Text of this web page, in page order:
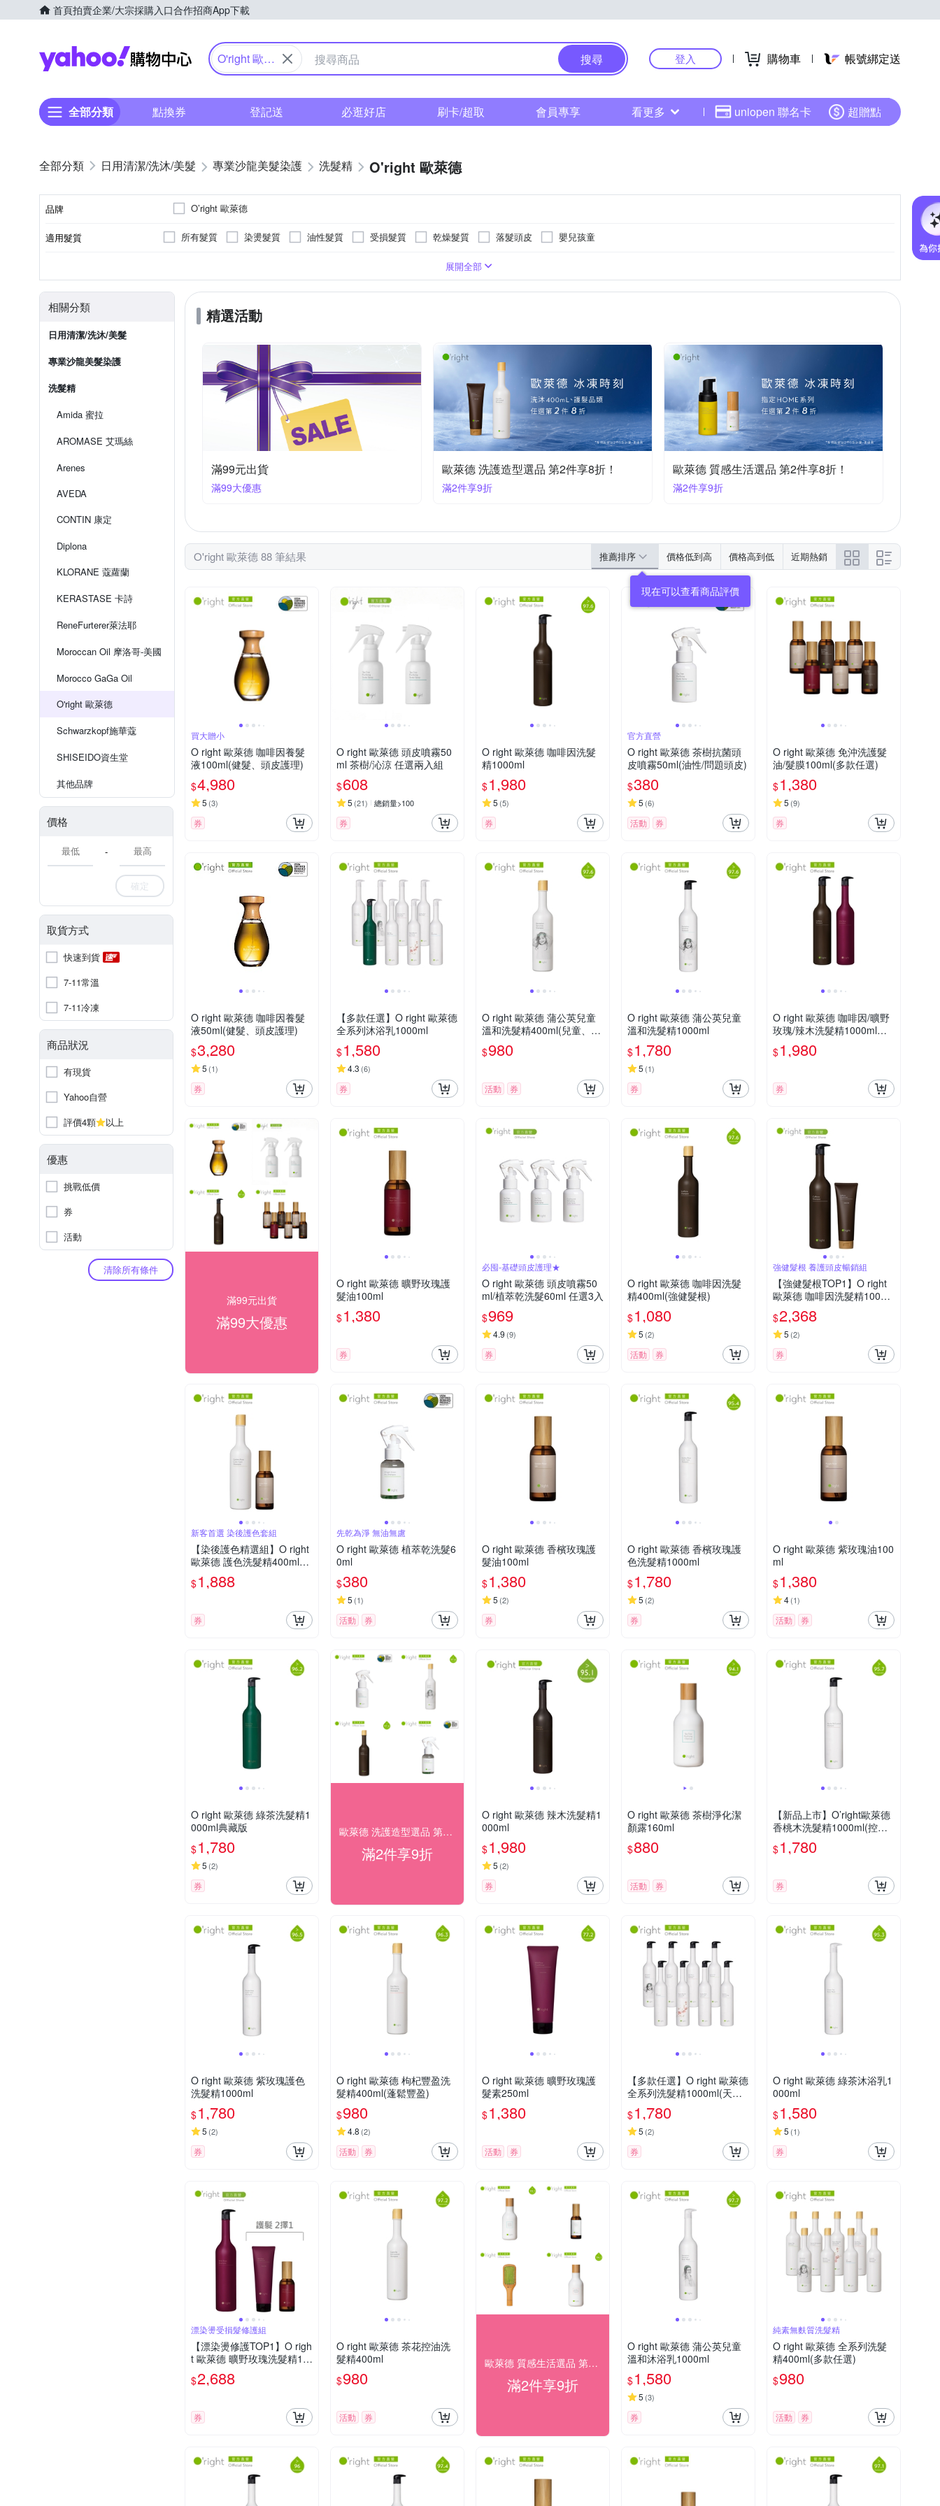
首頁拍賣企業/大宗採購入口合作招商App下載
Yahoo購物中心
O'right 歐萊
搜尋 登入 購物車 帳號綁定送
全部分類 點換券 登記送 必逛好店 刷卡/超取 會員專享 看更多 uniopen 聯名卡 超贈點
日用清潔/洗沐/美髮 專業沙龍美髮染護 洗髮精 O'right 歐萊德
品牌 O’right 歐萊德
適用髮質 所有髮質 染燙髮質 油性髮質 受損髮質 乾燥髮質 落髮頭皮 嬰兒孩童
20230728/20260728
20220719/20250719
20240516/20270516
20230727/20260727 20240306/20270306
20231019/20261019
20241111/20271111 20250402/20280402 20250424/20280424 20251121/20281120
20231222/20261222
20231004/20261004
展開全部
相關分類
日用清潔/洗沐/美髮
專業沙龍美髮染護
洗髮精
Amida 蜜拉
AROMASE 艾瑪絲
Arenes
AVEDA
CONTIN 康定
Diplona
KLORANE 蔻蘿蘭
KERASTASE 卡詩
ReneFurterer萊法耶
Moroccan Oil 摩洛哥-美國
Morocco GaGa Oil
O'right 歐萊德
Schwarzkopf施華蔻
SHISEIDO資生堂
其他品牌
價格
-
確定
取貨方式
快速到貨
7-11常溫
7-11冷凍
商品狀況
有現貨
Yahoo自營
評價4顆
以上
優惠
挑戰低價
券
活動
清除所有條件
精選活動
滿99元出貨
滿99大優惠
歐萊德 洗護造型選品 第2件享8折！
滿2件享9折
歐萊德 質感生活選品 第2件享8折！
滿2件享9折
O'right 歐萊德 88 筆結果 推薦排序 價格低到高 價格高到低 近期熱銷
買大贈小
O right 歐萊德 咖啡因養髮
液100ml(健髮、頭皮護理)
$4,980
5 (3)
券
O right 歐萊德 頭皮噴霧50
ml 茶樹/沁涼 任選兩入組
$608
5 (21) 總銷量>100
券
O right 歐萊德 咖啡因洗髮
精1000ml
$1,980
5 (5)
券
官方直營
O right 歐萊德 茶樹抗菌頭
皮噴霧50ml(油性/問題頭皮)
$380
5 (6)
活動 券
O right 歐萊德 免沖洗護髮
油/髮膜100ml(多款任選)
$1,380
5 (9)
券
O right 歐萊德 咖啡因養髮
液50ml(健髮、頭皮護理)
$3,280
5 (1)
券
【多款任選】O right 歐萊德
全系列沐浴乳1000ml
$1,580
4.3 (6)
券
O right 歐萊德 蒲公英兒童
溫和洗髮精400ml(兒童、敏
弱肌)
$980
活動 券
O right 歐萊德 蒲公英兒童
溫和洗髮精1000ml
$1,780
5 (1)
券
O right 歐萊德 咖啡因/曠野
玫瑰/辣木洗髮精1000ml任
$1,980
券
滿99元出貨
滿99大優惠
O right 歐萊德 曠野玫瑰護
髮油100ml
$1,380
券
必囤-基礎頭皮護理★
O right 歐萊德 頭皮噴霧50
ml/植萃乾洗髮60ml 任選3入
$969
4.9 (9)
券
O right 歐萊德 咖啡因洗髮
精400ml(強健髮根)
$1,080
5 (2)
活動 券
強健髮根 養護頭皮暢銷組
【強健髮根TOP1】O right
歐萊德 咖啡因洗髮精1000m
l+咖啡因護髮素250ml
$2,368
5 (2)
券
新客首選 染後護色套組
【染後護色精選組】O right
歐萊德 護色洗髮精400ml
+護髮油100ml(香檳玫瑰/紫
玫瑰)
$1,888
券
先乾為淨 無油無慮
O right 歐萊德 植萃乾洗髮6
0ml
$380
5 (1)
活動 券
O right 歐萊德 香檳玫瑰護
髮油100ml
$1,380
5 (2)
券
O right 歐萊德 香檳玫瑰護
色洗髮精1000ml
$1,780
5 (2)
券
O right 歐萊德 紫玫瑰油100
ml
$1,380
4(1)
活動 券
O right 歐萊德 綠茶洗髮精1
000ml典藏版
$1,780
5 (2)
券
歐萊德 洗護造型選品 第2件享8折！
滿2件享9折
O right 歐萊德 辣木洗髮精1
000ml
$1,980
5 (2)
券
O right 歐萊德 茶樹淨化潔
顏露160ml
$880
活動 券
【新品上市】O’right歐萊德
香桃木洗髮精1000ml(控油
潔淨)
$1,780
券
O right 歐萊德 紫玫瑰護色
洗髮精1000ml
$1,780
5 (2)
券
O right 歐萊德 枸杞豐盈洗
髮精400ml(蓬鬆豐盈)
$980
4.8 (2)
活動 券
O right 歐萊德 曠野玫瑰護
髮素250ml
$1,380
活動 券
【多款任選】O right 歐萊德
全系列洗髮精1000ml(天
然、永續洗髮精)
$1,780
5 (2)
券
O right 歐萊德 綠茶沐浴乳1
000ml
$1,580
5 (1)
券
漂染燙受損髮修護組
【漂染燙修護TOP1】O righ
t 歐萊德 曠野玫瑰洗髮精10
00ml+曠野玫瑰護髮素250m
l/護髮油100ml
$2,688
券
O right 歐萊德 茶花控油洗
髮精400ml
$980
活動 券
歐萊德 質感生活選品 第2件享8折！
滿2件享9折
O right 歐萊德 蒲公英兒童
溫和沐浴乳1000ml
$1,580
5 (3)
券
純素無麩質洗髮精
O right 歐萊德 全系列洗髮
精400ml(多款任選)
$980
活動 券